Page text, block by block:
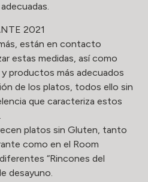
están en contacto
estas medidas, así como
productos más adecuados
de los platos, todos ello sin
que caracteriza estos
platos sin Gluten, tanto
como en el Room
“Rincones del
desayuno.